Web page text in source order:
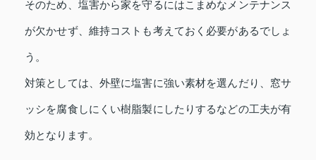
そのため、塩害から家を守るにはこまめなメンテナンス
が欠かせず、維持コストも考えておく必要があるでしょ
う。
対策としては、外壁に塩害に強い素材を選んだり、窓サ
ッシを腐食しにくい樹脂製にしたりするなどの工夫が有
効となります。